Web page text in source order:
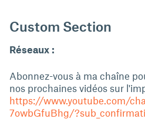
Custom Section
Réseaux :
Abonnez-vous à ma chaîne
nos prochaines vidéos sur
https://www.youtube.com/
7owbGfuBhg/